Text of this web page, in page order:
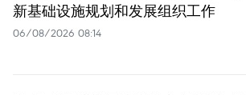
新基础设施规划和发展组织工作
06/08/2026 08:14